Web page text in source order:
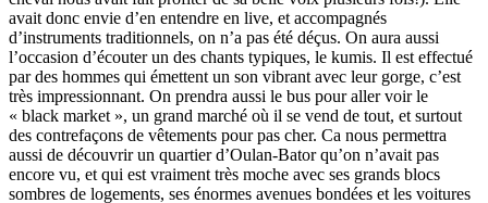
avait donc envie d’en entendre en live, et accompagnés
d’instruments traditionnels, on n’a pas été déçus. On aura aussi
l’occasion d’écouter un des chants typiques, le kumis. Il est effectué
par des hommes qui émettent un son vibrant avec leur gorge, c’est
très impressionnant. On prendra aussi le bus pour aller voir le
« black market », un grand marché où il se vend de tout, et surtout
des contrefaçons de vêtements pour pas cher. Ca nous permettra
aussi de découvrir un quartier d’Oulan-Bator qu’on n’avait pas
encore vu, et qui est vraiment très moche avec ses grands blocs
sombres de logements, ses énormes avenues bondées et les voitures